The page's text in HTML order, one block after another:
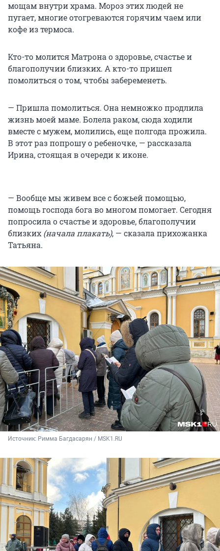
мощам внутри храма. Мороз этих людей не
пугает, многие отогреваются горячим чаем или
кофе из термоса.
Кто-то молится Матрона о здоровье, счастье и
благополучии близких. А кто-то пришел
помолиться о том, чтобы забеременеть.
— Пришла помолиться. Она немножко продлила
жизнь моей маме. Болела раком, сюда ходили
вместе с мужем, молились, еще полгода прожила.
В этот раз попрошу о ребеночке, — рассказала
Ирина, стоящая в очереди к иконе.
— Вообще мы живем все с божьей помощью,
помощь господа бога во многом помогает. Сегодня
попросила о счастье и здоровье, благополучии
близких (начала плакать), — сказала прихожанка
Татьяна.
Источник: Римма Багдасарян / MSK1.RU